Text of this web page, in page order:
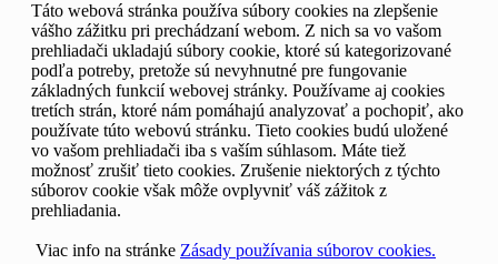
Táto webová stránka používa súbory cookies na zlepšenie
vášho zážitku pri prechádzaní webom. Z nich sa vo vašom
prehliadači ukladajú súbory cookie, ktoré sú kategorizované
podľa potreby, pretože sú nevyhnutné pre fungovanie
základných funkcií webovej stránky. Používame aj cookies
tretích strán, ktoré nám pomáhajú analyzovať a pochopiť, ako
používate túto webovú stránku. Tieto cookies budú uložené
vo vašom prehliadači iba s vaším súhlasom. Máte tiež
možnosť zrušiť tieto cookies. Zrušenie niektorých z týchto
súborov cookie však môže ovplyvniť váš zážitok z
prehliadania.
Viac info na stránke Zásady používania súborov cookies.